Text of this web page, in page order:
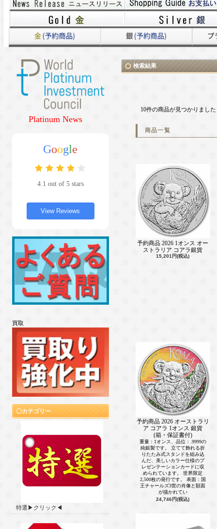
Platinum News
Google
4.1 out of 5 stars
View Reviews
買取
カテゴリー
特選▶クリック◀
検索結果
10件の商品が見つかりました
商品一覧
予約商品 2026 1オンス オー
ストラリア コアラ銀貨
15,201円(税込)
予約商品 2026 オーストラリ
ア コアラ 1オンス 銀貨
(箱・保証書付)
重量：1オンス、品位：.9999の
純銀製です。 立てて飾れる折
りたたみ式スタンドを組み込
んだ、美しいカラー仕様のプ
レゼンテーションカードに収
められています。 世界限定
2,500枚の発行です。 表面：国
王チャールズ3世の肖像と額面
が描かれてい
24,746円(税込)